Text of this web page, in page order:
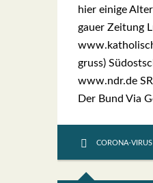
hier eini­ge
gau­er Zei­tung
gruss)
www.ndr.de
Der Bund Via
CORONA-VIRUS